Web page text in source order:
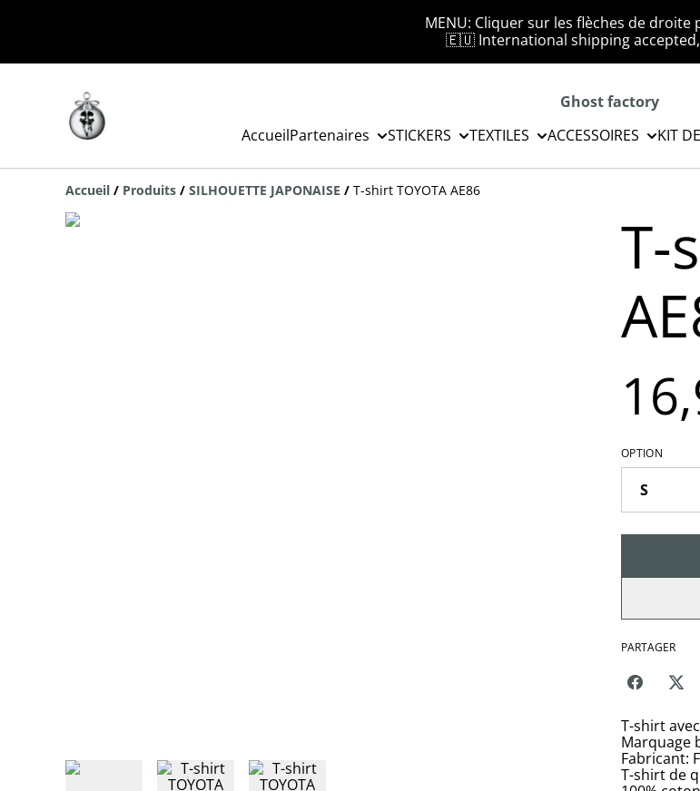
MENU: Cliquer sur les flèches de droite
🇪🇺 International shipping
Ghost factory
AccueilPartenaires STICKERS TEXTILES ACCESSOIRES KIT
Accueil / Produits / SILHOUETTE JAPONAISE / T-shirt TOYOTA AE86
T-
OPTION
PARTAGER
T-shirt
Marquage
Fabricant:
T-shirt de